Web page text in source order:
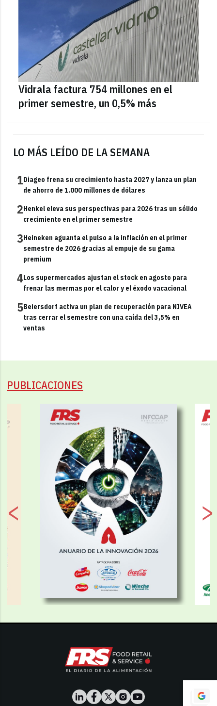
LO MÁS LEÍDO DE LA SEMANA
1Diageo frena su crecimiento hasta 2027 y lanza un plan
de ahorro de 1.000 millones de dólares
2Henkel eleva sus perspectivas para 2026 tras un sólido
crecimiento en el primer semestre
3Heineken aguanta el pulso a la inflación en el primer
semestre de 2026 gracias al empuje de su gama
premium
4Los supermercados ajustan el stock en agosto para
frenar las mermas por el calor y el éxodo vacacional
5Beiersdorf activa un plan de recuperación para NIVEA
tras cerrar el semestre con una caída del 3,5% en
ventas
Vidrala factura 754 millones en el
primer semestre, un 0,5% más
PUBLICACIONES